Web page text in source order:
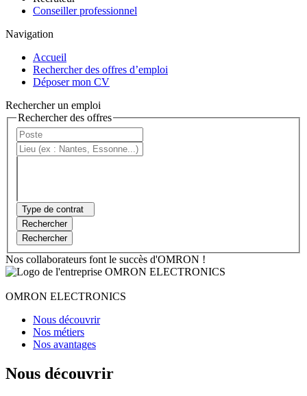
Conseiller professionnel
Navigation
Accueil
Rechercher des offres d’emploi
Déposer mon CV
Rechercher un emploi
Rechercher des offres
Type de contrat
Rechercher
Rechercher
Nos collaborateurs font le succès d'OMRON !
OMRON ELECTRONICS
Nous découvrir
Nos métiers
Nos avantages
Nous découvrir